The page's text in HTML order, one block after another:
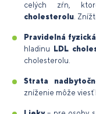
celých zŕn,
cholesterolu.
Pravidelná
hladinu
LDL
cholesterolu.
Strata
zníženie môže viesť